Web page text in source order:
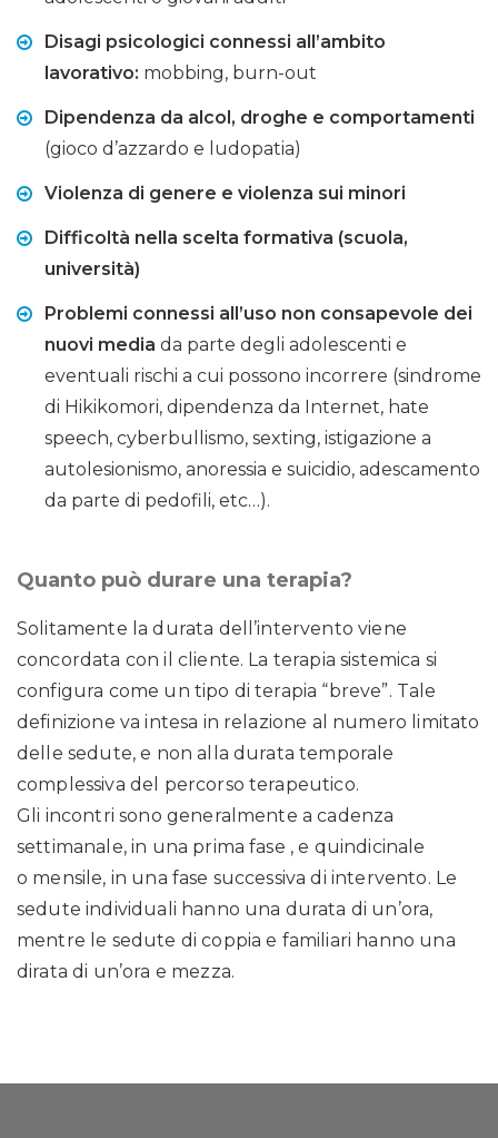
Disagi psicologici connessi all’ambito
lavorativo: mobbing, burn-out
Dipendenza da alcol, droghe e comportamenti
(gioco d’azzardo e ludopatia)
Violenza di genere e violenza sui minori
Difficoltà nella scelta formativa (scuola,
università)
Problemi connessi all’uso non consapevole dei
nuovi media da parte degli adolescenti e
eventuali rischi a cui possono incorrere (sindrome
di Hikikomori, dipendenza da Internet, hate
speech, cyberbullismo, sexting, istigazione a
autolesionismo, anoressia e suicidio, adescamento
da parte di pedofili, etc…).
Quanto può durare una terapia?
Solitamente la durata dell’intervento viene
concordata con il cliente. La terapia sistemica si
configura come un tipo di terapia “breve”. Tale
definizione va intesa in relazione al numero limitato
delle sedute, e non alla durata temporale
complessiva del percorso terapeutico.
Gli incontri sono generalmente a cadenza
settimanale, in una prima fase , e quindicinale
o mensile, in una fase successiva di intervento. Le
sedute individuali hanno una durata di un’ora,
mentre le sedute di coppia e familiari hanno una
dirata di un’ora e mezza.